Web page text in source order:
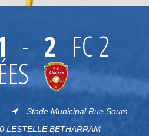
- 2 FC 2
Stade Municipal Rue Soum
LESTELLE BETHARRAM